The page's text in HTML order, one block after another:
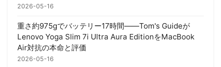
2026-05-16
重さ約975gでバッテリー17時間——Tom's Guideが
Lenovo Yoga Slim 7i Ultra Aura EditionをMacBook
Air対抗の本命と評価
2026-05-16